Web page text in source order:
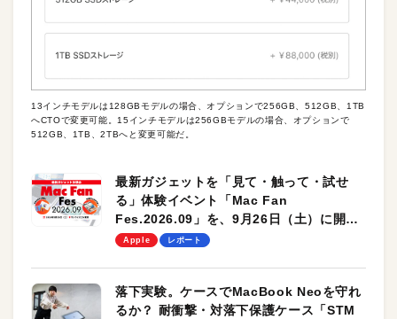
13インチモデルは128GBモデルの場合、オプションで256GB、512GB、1TB
へCTOで変更可能。15インチモデルは256GBモデルの場合、オプションで
512GB、1TB、2TBへと変更可能だ。
最新ガジェットを「見て・触って・試せ
る」体験イベント「Mac Fan
Fes.2026.09」を、9月26日（土）に開催
します！
Apple レポート
落下実験。ケースでMacBook Neoを守れ
るか？ 耐衝撃・対落下保護ケース「STM